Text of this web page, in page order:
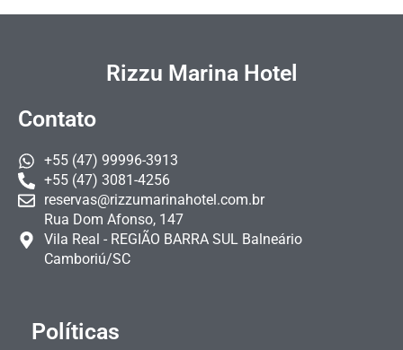
Rizzu Marina Hotel
Contato
+55 (47) 99996-3913
+55 (47) 3081-4256
reservas@rizzumarinahotel.com.br
Rua Dom Afonso, 147
Vila Real - REGIÃO BARRA SUL Balneário
Camboriú/SC
Políticas